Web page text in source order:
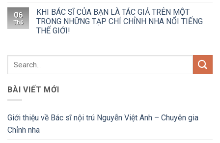
06
Th6
KHI BÁC SĨ CỦA BẠN LÀ TÁC GIẢ TRÊN MỘT
TRONG NHỮNG TẠP CHÍ CHỈNH NHA NỔI TIẾNG
THẾ GIỚI!
BÀI VIẾT MỚI
Giới thiệu về Bác sĩ nội trú Nguyễn Việt Anh – Chuyên gia
Chỉnh nha